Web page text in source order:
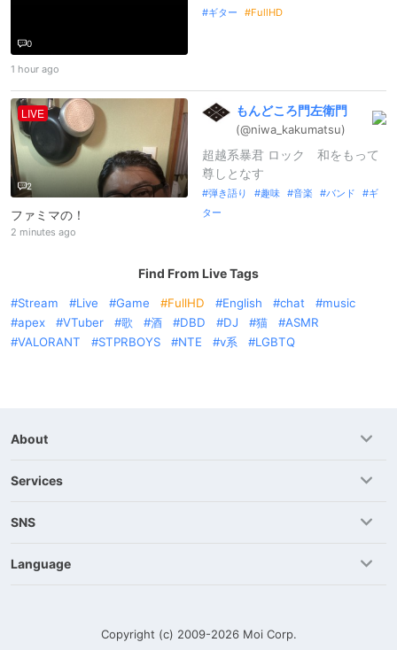
0
1 hour ago
ギター FullHD
LIVE
2
ファミマの！
2 minutes ago
もんどころ門左衛門
(@niwa_ kakumatsu)
超越系暴君 ロック 和をもって
尊しとなす
弾き語り 趣味 音楽 バンド
ギ
ター
Find From Live Tags
Stream Live Game FullHD English chat
music
apex
VTuber 歌 酒 DBD DJ 猫
ASMR
VALORANT
STPRBOYS NTE v系 LGBTQ
About
Services
SNS
Language
Copyright (c) 2009-2026 Moi Corp.